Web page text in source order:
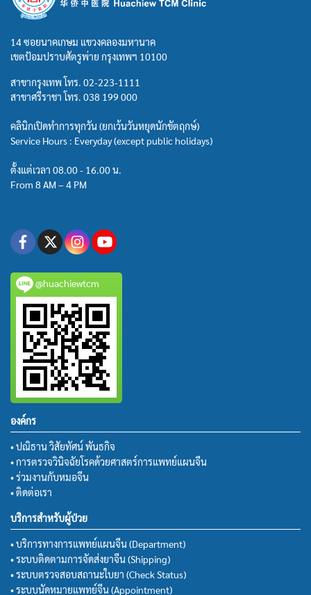
14 ซอยนาคเกษม แขวงคลองมหานาค
เขตป้อมปราบศัตรูพ่าย กรุงเทพฯ 10100
สาขากรุงเทพ โทร. 02-223-1111
สาขาศรีราชา โทร. 038 199 000
คลินิกเปิดทำการทุกวัน (ยกเว้นวันหยุดนักขัตฤกษ์)
Service Hours : Everyday (except public holidays)
ตั้งแต่เวลา 08.00 - 16.00 น.
From 8 AM – 4 PM
@huachiewtcm
องค์กร
• ปณิธาน วิสัยทัศน์ พันธกิจ
• การตรวจวินิจฉัยโรคด้วยศาสตร์การแพทย์แผนจีน
• ร่วมงานกับหมอจีน
• ติดต่อเรา
บริการสำหรับผู้ป่วย
• บริการทางการแพทย์แผนจีน (Department)
• ระบบติดตามการจัดส่งยาจีน (Shipping)
• ระบบตรวจสอบสถานะใบยา (Check Status)
• ระบบนัดหมายแพทย์จีน (Appointment)